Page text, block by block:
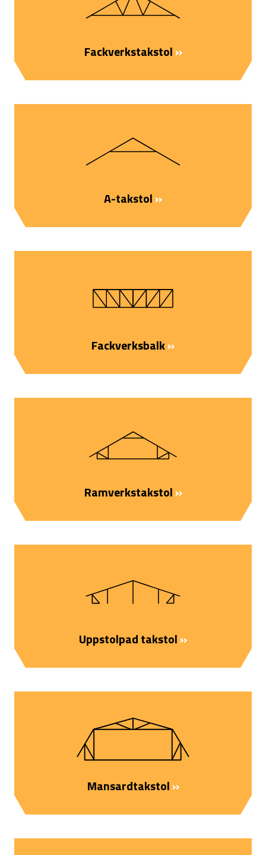
Fackverkstakstol››
A-takstol››
Fackverksbalk››
Ramverkstakstol››
Uppstolpad takstol››
Mansardtakstol››